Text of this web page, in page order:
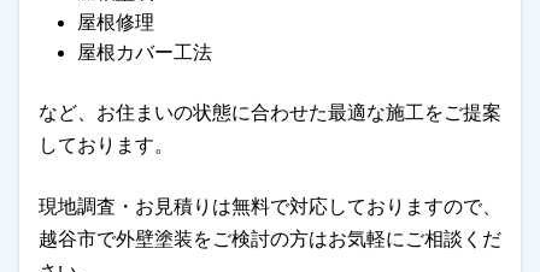
屋根修理
屋根カバー工法
など、お住まいの状態に合わせた最適な施工をご提案
しております。
現地調査・お見積りは無料で対応しておりますので、
越谷市で外壁塗装をご検討の方はお気軽にご相談くだ